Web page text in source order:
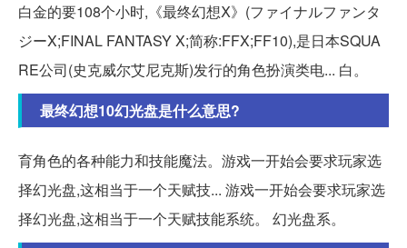
白金的要108个小时,《最终幻想Ⅹ》(ファイナルファンタ
ジーX;FINAL FANTASY X;简称:FFX;FF10),是日本SQUA
RE公司(史克威尔艾尼克斯)发行的角色扮演类电... 白。
最终幻想10幻光盘是什么意思?
育角色的各种能力和技能魔法。游戏一开始会要求玩家选
择幻光盘,这相当于一个天赋技... 游戏一开始会要求玩家选
择幻光盘,这相当于一个天赋技能系统。 幻光盘系。